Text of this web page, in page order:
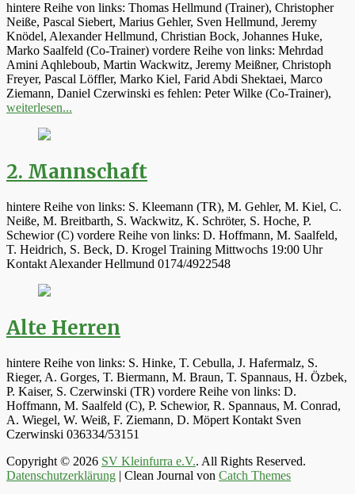
hintere Reihe von links: Thomas Hellmund (Trainer), Christopher
Neiße, Pascal Siebert, Marius Gehler, Sven Hellmund, Jeremy
Knödel, Alexander Hellmund, Christian Bock, Johannes Huke,
Marko Saalfeld (Co-Trainer) vordere Reihe von links: Mehrdad
Amini Aqhleboub, Martin Wackwitz, Jeremy Meißner, Christoph
Freyer, Pascal Löffler, Marko Kiel, Farid Abdi Shektaei, Marco
Ziemann, Daniel Czerwinski es fehlen: Peter Wilke (Co-Trainer),
weiterlesen...
2. Mannschaft
hintere Reihe von links: S. Kleemann (TR), M. Gehler, M. Kiel, C.
Neiße, M. Breitbarth, S. Wackwitz, K. Schröter, S. Hoche, P.
Schewior (C) vordere Reihe von links: D. Hoffmann, M. Saalfeld,
T. Heidrich, S. Beck, D. Krogel Training Mittwochs 19:00 Uhr
Kontakt Alexander Hellmund 0174/4922548
Alte Herren
hintere Reihe von links: S. Hinke, T. Cebulla, J. Hafermalz, S.
Rieger, A. Gorges, T. Biermann, M. Braun, T. Spannaus, H. Özbek,
P. Kaiser, S. Czerwinski (TR) vordere Reihe von links: D.
Hoffmann, M. Saalfeld (C), P. Schewior, R. Spannaus, M. Conrad,
A. Wiegel, W. Weiß, F. Ziemann, D. Möpert Kontakt Sven
Czerwinski 036334/53151
Copyright © 2026 SV Kleinfurra e.V.. All Rights Reserved.
Datenschutzerklärung | Clean Journal von Catch Themes